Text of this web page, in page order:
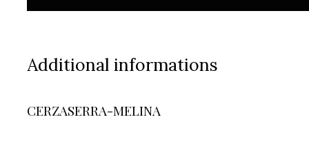
Additional informations
CERZASERRA-MELINA